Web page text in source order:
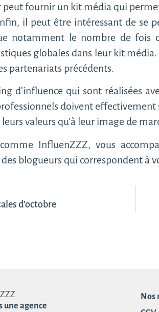
peut fournir un kit média qui
il peut être intéressant de se
notamment le nombre de fois
globales dans leur kit
partenariats précédents.
d’influence qui sont réalisées
doivent
valeurs qu’à leur image de
comme InfluenZZZ, vous
blogueurs qui correspondent à
d’octobre
une agence
Nos